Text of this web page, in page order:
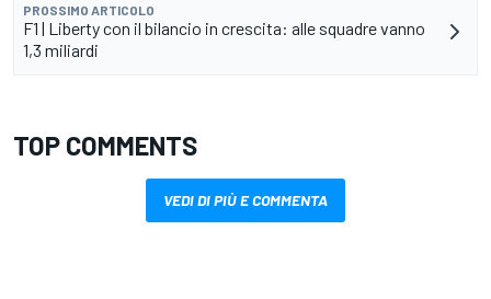
PROSSIMO ARTICOLO
F1 | Liberty con il bilancio in crescita: alle squadre vanno
1,3 miliardi
TOP COMMENTS
VEDI DI PIÙ E COMMENTA